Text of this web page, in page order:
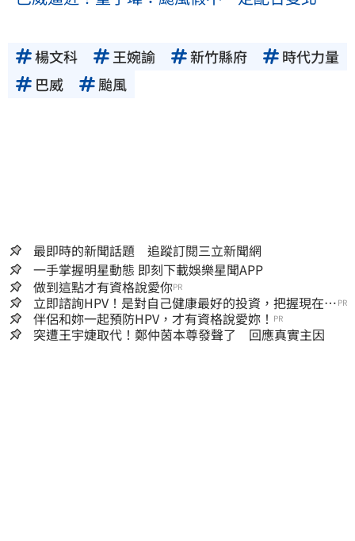
楊文科 王婉諭 新竹縣府
時代力量
巴威
颱風
最即時的新聞話題 追蹤訂閱三立新聞網
一手掌握明星動態 即刻下載娛樂星聞APP
做到這點才有資格說愛你PR
立即諮詢HPV！是對自己健康最好的投資，把握現在不
嫌晚！
PR
伴侶和妳一起預防HPV，才有資格說愛妳！ PR
突遭王宇婕取代！鄭仲茵本尊發聲了 回應真實主因